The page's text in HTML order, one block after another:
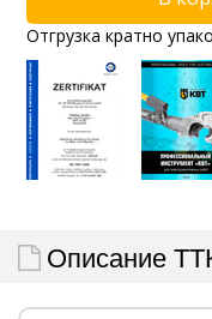
Отгрузка кратно
Описание